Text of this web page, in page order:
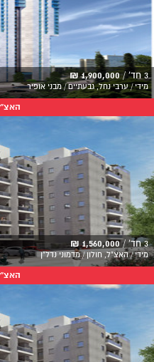
3 חד' / 1,900,000 ₪
מידי / ערבי נחל, גבעתיים / מבני אופיר
3 חד' / 1,560,000 ₪
מידי / האצ"ל, חולון / מדמוני נדל"ן